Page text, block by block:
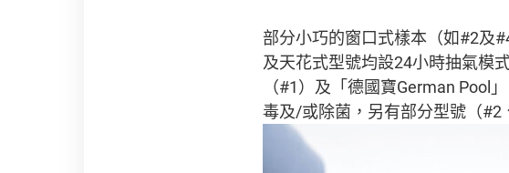
部分小巧的窗口式樣本（如#2及
及天花式型號均設24小時抽氣模
（#1）及「德國寶German Pool
毒及/或除菌，另有部分型號（#2